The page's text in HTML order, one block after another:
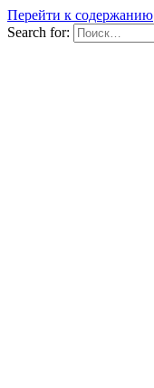
Перейти к содержанию
Search for: